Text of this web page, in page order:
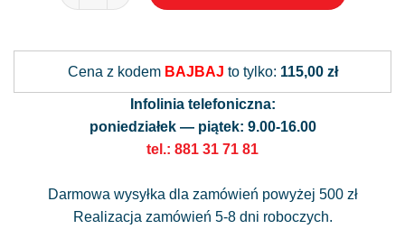
Cena z kodem BAJBAJ to tylko: 115,00 zł
Infolinia telefoniczna:
poniedziałek — piątek: 9.00-16.00
tel.: 881 31 71 81
Darmowa wysyłka dla zamówień powyżej 500 zł
Realizacja zamówień 5-8 dni roboczych.